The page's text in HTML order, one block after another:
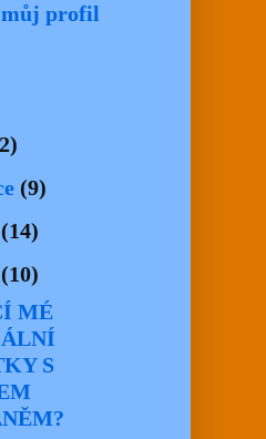
profil
(9)
(14)
(10)
MÉ
S